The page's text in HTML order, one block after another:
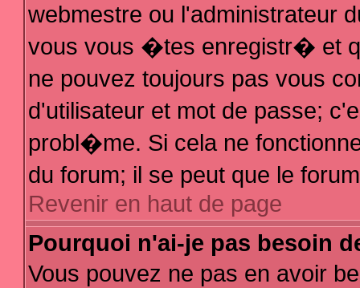
webmestre ou l'administrateur
vous vous �tes enregistr� et
ne pouvez toujours pas vous
d'utilisateur et mot de passe;
probl�me. Si cela ne
du forum; il se peut que le
Revenir en haut de page
Pourquoi n'ai-je pas besoin
Vous pouvez ne pas en avoir